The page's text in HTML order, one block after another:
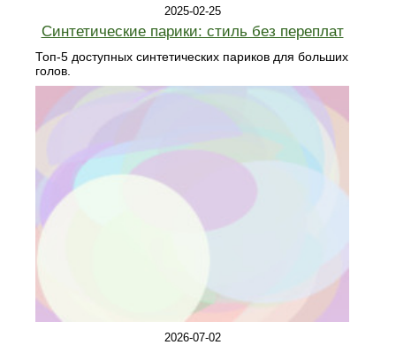
2025-02-25
Синтетические парики: стиль без переплат
Топ-5 доступных синтетических париков для больших
голов.
2026-07-02